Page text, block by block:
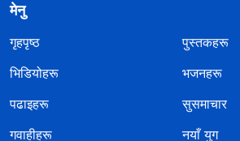
मेनु
गृहपृष्ठ
पुस्तकहरू
भिडियोहरू
भजनहरू
पढाइहरू
सुसमाचार
गवाहीहरू
नयाँ युग